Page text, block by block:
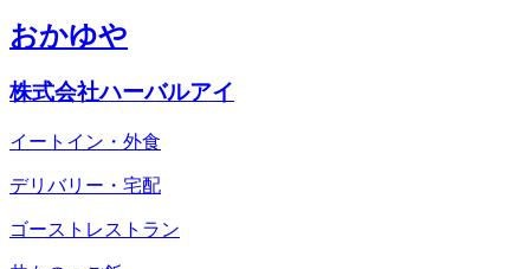
おかゆや
株式会社ハーバルアイ
イートイン・外食
デリバリー・宅配
ゴーストレストラン